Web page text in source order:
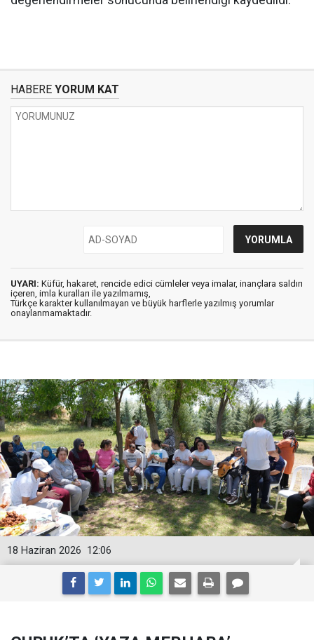
HABERE YORUM KAT
UYARI: Küfür, hakaret, rencide edici cümleler veya imalar, inançlara saldırı
içeren, imla kuralları ile yazılmamış,
Türkçe karakter kullanılmayan ve büyük harflerle yazılmış yorumlar
onaylanmamaktadır.
12:06
18 Haziran 2026